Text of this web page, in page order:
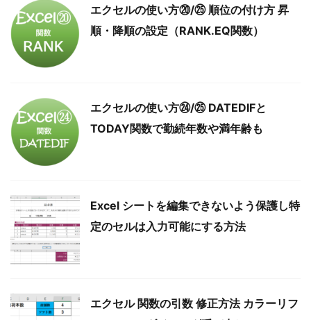
エクセルの使い方⑳/㉕ 順位の付け方 昇
順・降順の設定（RANK.EQ関数）
エクセルの使い方㉔/㉕ DATEDIFと
TODAY関数で勤続年数や満年齢も
Excel シートを編集できないよう保護し特
定のセルは入力可能にする方法
エクセル 関数の引数 修正方法 カラーリフ